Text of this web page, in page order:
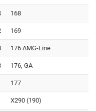
168
169
176 AMG-Line
176, GA
177
X290 (190)